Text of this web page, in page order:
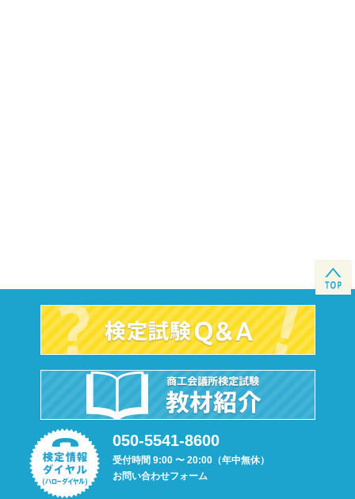
050-5541-8600
受付時間 9:00 〜 20:00（年中無休）
お問い合わせフォーム